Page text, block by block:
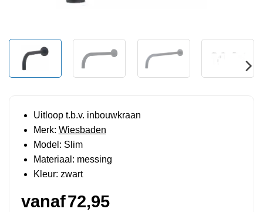
Uitloop t.b.v. inbouwkraan
Merk: Wiesbaden
Model: Slim
Materiaal: messing
Kleur: zwart
vanaf72,95